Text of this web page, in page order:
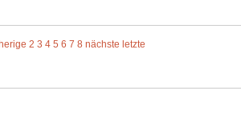
2 3 4 5 6 7 8 nächste letzte